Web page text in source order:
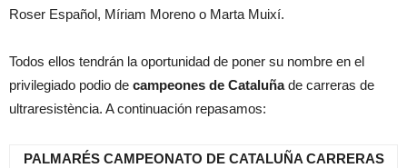
Roser Español, Míriam Moreno o Marta Muixí.
Todos ellos tendrán la oportunidad de poner su nombre en el
privilegiado podio de campeones de Cataluñade carreras de
ultraresistència. A continuación repasamos:
PALMARÉS CAMPEONATO DE CATALUÑA CARRERAS